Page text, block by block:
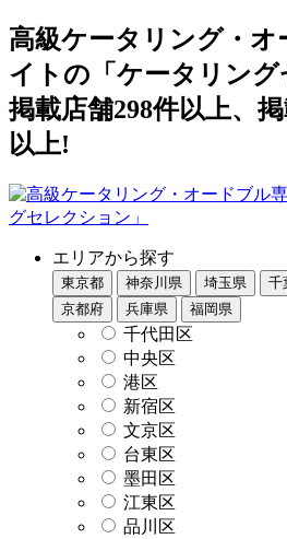
高級ケータリング・オ
イトの「ケータリング
掲載店舗298件以上、
以上!
エリアから探す
東京都 神奈川県 埼玉県 千
京都府
兵庫県 福岡県
千代田区
中央区
港区
新宿区
文京区
台東区
墨田区
江東区
品川区